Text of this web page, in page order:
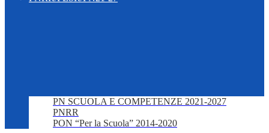
PN SCUOLA E COMPETENZE 2021-2027
PNRR
PON “Per la Scuola” 2014-2020